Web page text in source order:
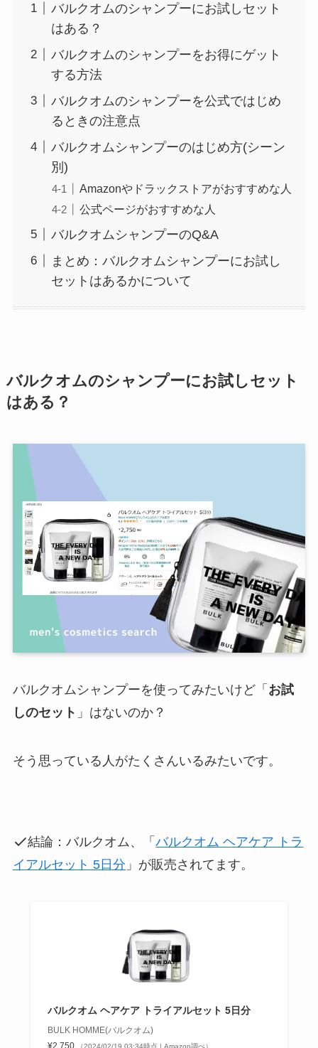
バルクオムのシャンプーにお試しセット
はある？
バルクオムのシャンプーをお得にゲット
する方法
バルクオムのシャンプーを公式ではじめ
るときの注意点
バルクオムシャンプーのはじめ方(シーン
別)
Amazonやドラックストアがおすすめな人
公式ページがおすすめな人
バルクオムシャンプーのQ&A
まとめ：バルクオムシャンプーにお試し
セットはあるかについて
バルクオムのシャンプーにお試しセット
はある？
バルクオムシャンプーを使ってみたいけど「 お試
しのセット 」はないのか？
そう思っている人がたくさんいるみたいです。
結論：バルクオム、「バルクオム ヘアケア トラ
イアルセット 5日分 」が販売されてます。
バルクオム ヘアケア トライアルセット 5日分
BULK HOMME(バルクオム)